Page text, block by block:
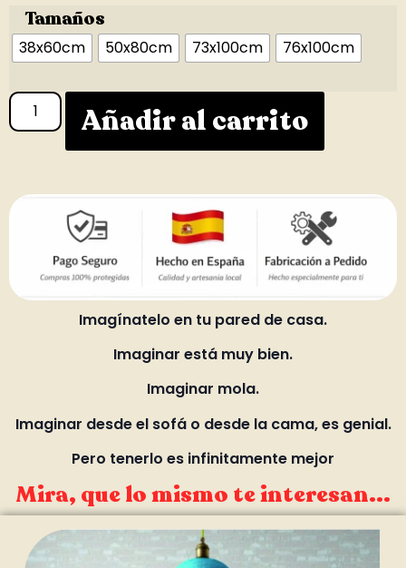
Tamaños
38x60cm 50x80cm 73x100cm 76x100cm
Añadir al carrito
Imagínatelo en tu pared de casa.
Imaginar está muy bien.
Imaginar mola.
Imaginar desde el sofá o desde la cama, es genial.
Pero tenerlo es infinitamente mejor
Mira, que lo mismo te interesan...